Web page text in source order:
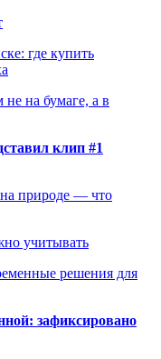
где купить
на бумаге, а в
клип #1
природе — что
учитывать
решения для
зафиксировано